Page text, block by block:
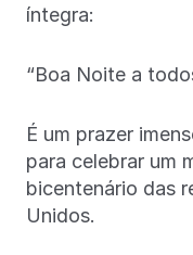
íntegra:
“Boa Noite a
É um prazer
para celebrar um
bicentenário das
Unidos.